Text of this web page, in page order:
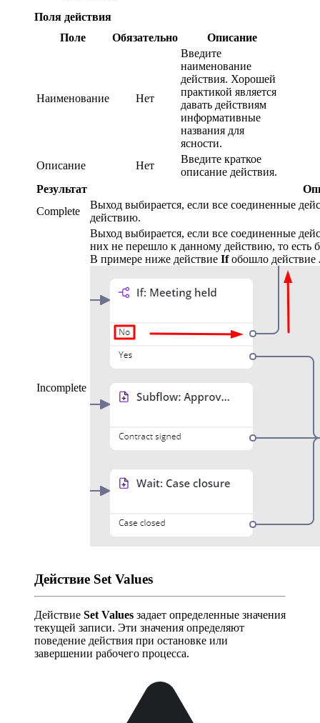
Поля действия
Поле
Обязательно Описание
Наименование Нет
Введите
наименование
действия. Хорошей
практикой является
давать действиям
информативные
названия для
ясности.
Описание
Нет
Введите краткое
описание действия.
Результат
Complete
Выход выбирается, если все соединенные
действию.
Incomplete
Выход выбирается, если все соединенные
них не перешло к данному действию, то есть
В примере ниже действие Ifобошло действие
Действие Set Values
Действие Set Values задает определенные значения
текущей записи. Эти значения определяют
поведение действия при остановке или
завершении рабочего процесса.